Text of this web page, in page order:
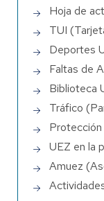
Hoja de
TUI
Deportes
Faltas de
Biblioteca
Tráfico
UEZ en la
Amuez